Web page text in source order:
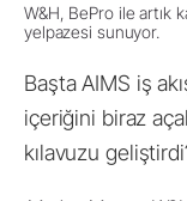
W&H, BePro ile artık
yelpazesi sunuyor.
Başta AIMS iş
içeriğini biraz
kılavuzu